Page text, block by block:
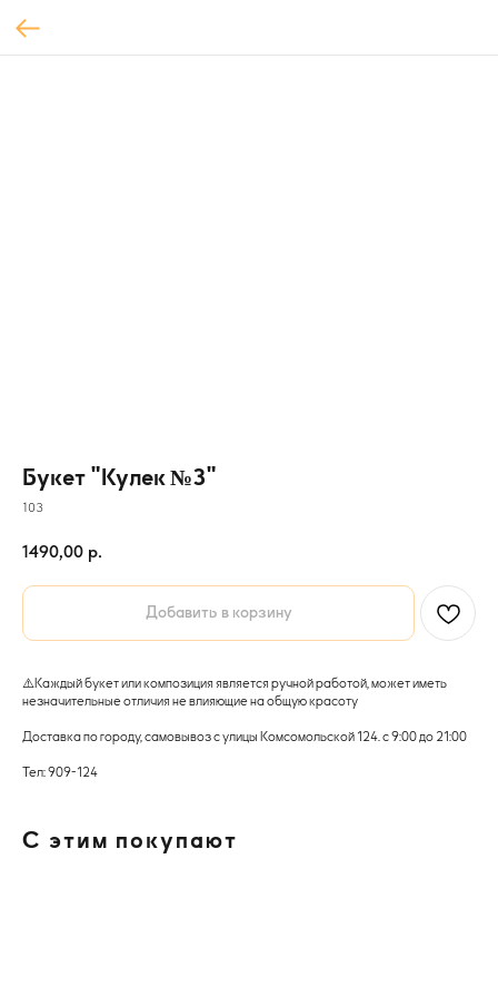
Букет "Кулек №3"
103
1490,00 р.
Добавить в корзину
⚠️Каждый букет или композиция является ручной работой, может иметь
незначительные отличия не влияющие на общую красоту
Доставка по городу, самовывоз с улицы Комсомольской 124. с 9:00 до 21:00
Тел: 909-124
С этим покупают